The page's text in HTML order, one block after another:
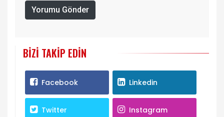
Yorumu Gönder
BIZI TAKIP EDIN
Facebook Linkedin
Twitter Instagram